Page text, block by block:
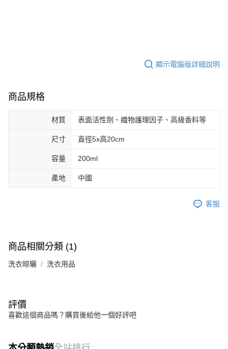
顯示電腦版詳細說明
商品規格
材質 表面活性劑、織物護理因子、高級香料等
尺寸 直徑5x高20cm
容量 200ml
產地 中國
客服
商品相關分類 (1)
洗衣晾曬 洗衣用品
評價
喜歡這個商品嗎？購買後給他一個好評吧